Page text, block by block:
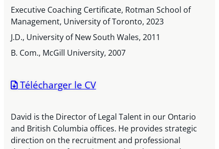
Executive Coaching Certificate, Rotman School of
Management, University of Toronto, 2023
J.D., University of New South Wales, 2011
B. Com., McGill University, 2007
Télécharger le CV
David is the Director of Legal Talent in our Ontario
and British Columbia offices. He provides strategic
direction on the recruitment and professional